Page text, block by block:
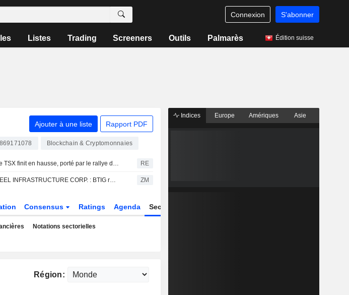
Connexion S'abonner
Listes Trading Screeners Outils Palmarès Édition suisse
Ajouter à une liste Rapport PDF
Blockchain & Cryptomonnaies
Le TSX finit en hausse, porté par le rallye des valeurs minières et la progression des métaux RE
KEEL INFRASTRUCTURE CORP. : BTIG réitère son opinion positive sur le titre ZM
Consensus Ratings Agenda Secteur
Notations sectorielles
Région:
Indices Europe Amériques Asie